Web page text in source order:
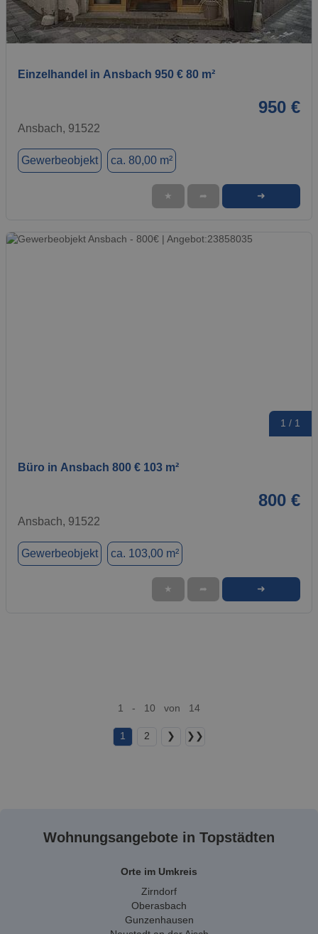
1 / 1
Einzelhandel in Ansbach 950 € 80 m²
950 €
Ansbach, 91522
Gewerbeobjekt ca. 80,00 m²
★ ➦ ➜
1 / 1
Büro in Ansbach 800 € 103 m²
800 €
Ansbach, 91522
Gewerbeobjekt ca. 103,00 m²
★ ➦ ➜
1 - 10 von 14
1 2 ❯ ❯❯
Wohnungsangebote in Topstädten
Orte im Umkreis
Zirndorf
Oberasbach
Gunzenhausen